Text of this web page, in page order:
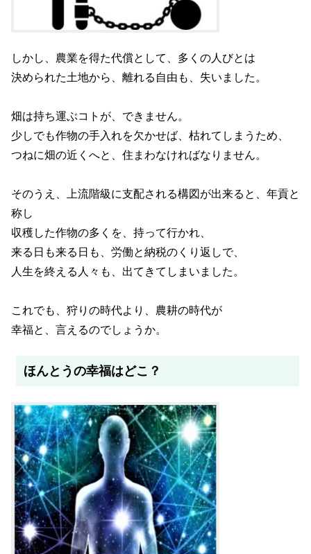
しかし、農業を得た代償として、多くの人びとは
決められた土地から、離れる自由も、失いました。
畑は持ち運ぶコトが、できません。
少しでも作物の手入れを欠かせば、枯れてしまうため、
つねに畑の近くへと、住まわなければなりません。
そのうえ、上流階級に支配される構図が出来ると、年貢と
称し
収穫した作物の多くを、持って行かれ、
来る日も来る日も、労働と納税のくり返しで、
人生を終える人々も、出てきてしまいました。
これでも、狩りの時代より、農耕の時代が
幸福と、言えるのでしょうか。
ほんとうの幸福はどこ？